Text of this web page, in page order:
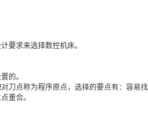
要求来选择数控机床。
的。
刀点称为程序原点，选择的要点有：容易
重合。